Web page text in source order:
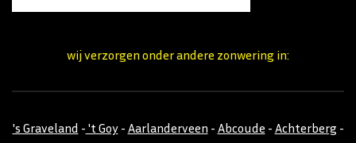
wij verzorgen onder andere zonwering in:
's Graveland - 't Goy- Aarlanderveen - Abcoude - Achterberg -